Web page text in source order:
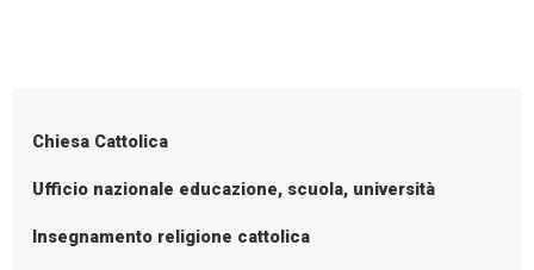
Chiesa Cattolica
Ufficio nazionale educazione, scuola, università
Insegnamento religione cattolica